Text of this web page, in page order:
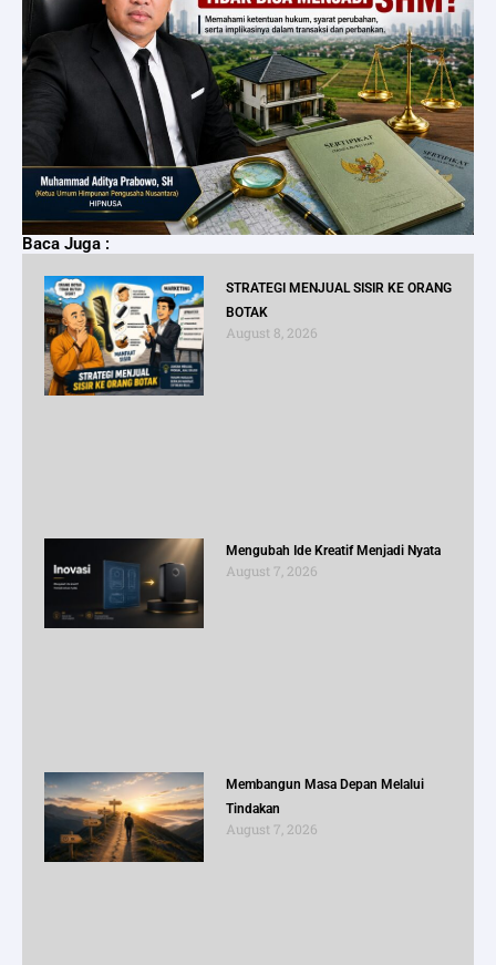
Baca Juga :
STRATEGI MENJUAL SISIR KE ORANG
BOTAK
August 8, 2026
Mengubah Ide Kreatif Menjadi Nyata
August 7, 2026
Membangun Masa Depan Melalui
Tindakan
August 7, 2026